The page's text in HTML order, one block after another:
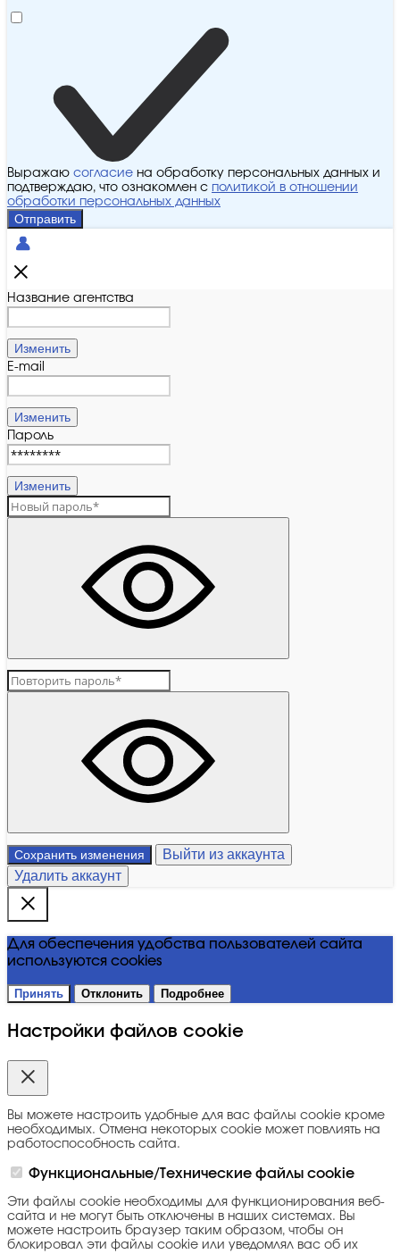
Выражаю согласие на обработку персональных данных и
подтверждаю, что ознакомлен с политикой в отношении
обработки персональных данных
Отправить
Название агентства
Изменить
E-mail
Изменить
Пароль
Изменить
Сохранить изменения
Выйти из аккаунта
Удалить аккаунт
Для обеспечения удобства пользователей сайта
используются cookies
Принять Отклонить Подробнее
Настройки файлов cookie
Вы можете настроить удобные для вас файлы cookie кроме
необходимых. Отмена некоторых cookie может повлиять на
работоспособность сайта.
Функциональные/Технические файлы cookie
Эти файлы cookie необходимы для функционирования веб-
сайта и не могут быть отключены в наших системах. Вы
можете настроить браузер таким образом, чтобы он
блокировал эти файлы cookie или уведомлял вас об их